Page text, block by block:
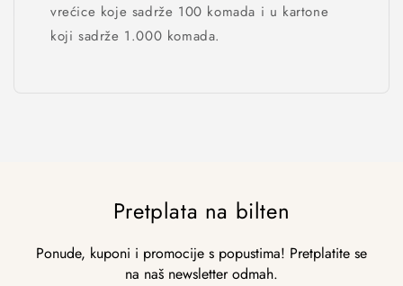
vrećice koje sadrže 100 komada i u kartone
koji sadrže 1.000 komada.
Pretplata na bilten
Ponude, kuponi i promocije s popustima! Pretplatite se
na naš newsletter odmah.